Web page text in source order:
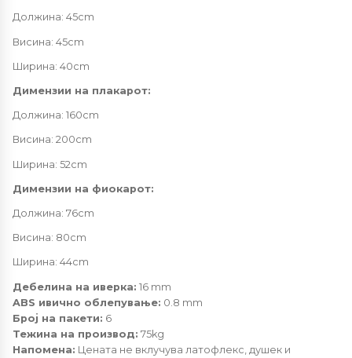
Должина: 45cm
Висина: 45cm
Ширина: 40cm
Димензии на плакарот:
Должина: 160cm
Висина: 200cm
Ширина: 52cm
Димензии на фиокарот:
Должина: 76cm
Висина: 80cm
Ширина: 44cm
Дебелина на иверка: 16 mm
ABS ивично облепување: 0.8 mm
Број на пакети: 6
Тежина на производ: 75kg
Напомена: Цената не вклучува латофлекс, душек и